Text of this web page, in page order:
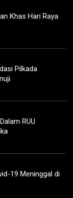
Khas Hari Raya
Pilkada
RUU
19 Meninggal di